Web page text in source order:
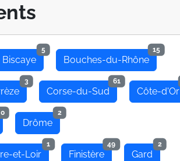
Biscaye
5
Bouches-du-Rhône
15
3
Corse-du-Sud
61
Côte-d'Or
0
Drôme
2
et-Loir
1
Finistère
49
Gard
2